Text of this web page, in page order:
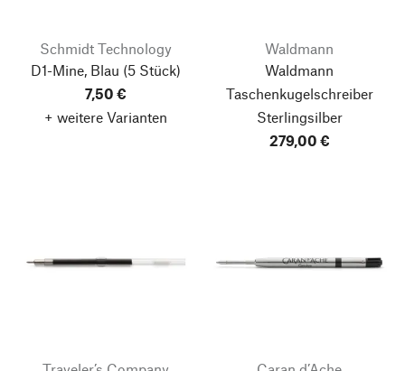
Schmidt Technology
D1-Mine, Blau (5 Stück)
7,50 €
+ weitere Varianten
Waldmann
Waldmann
Taschenkugelschreiber
Sterlingsilber
279,00 €